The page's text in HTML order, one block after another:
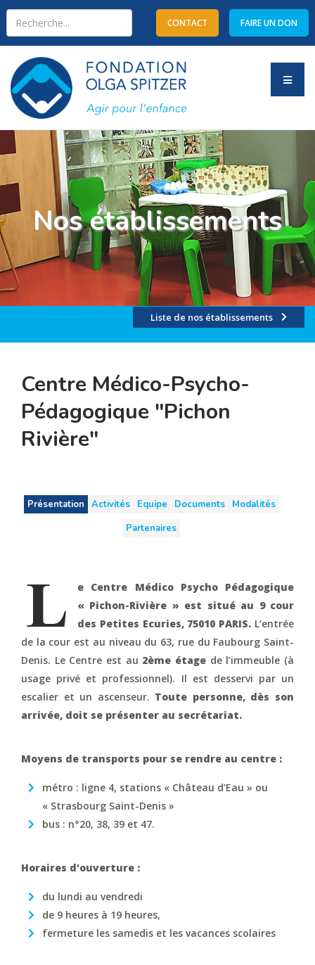
Type 2 or more characters
for results.
CONTACT FAIRE UN DON
Nos établissements
Liste de nos établissements
Centre Médico-Psycho-
Pédagogique "Pichon
Rivière"
Présentation Activités Equipe Documents
Modalités
Partenaires
e Centre Médico Psycho Pédagogique
« Pichon-Rivière » est situé au 9 cour
des Petites Ecuries, 75010 PARIS. L’entrée
de la cour est au niveau du 63, rue du Faubourg Saint-
Denis. Le Centre est au 2ème étage de l’immeuble (à
usage privé et professionnel). Il est desservi par un
escalier et un ascenseur. Toute personne, dès son
arrivée, doit se présenter au secrétariat.
Moyens de transports pour se rendre au centre :
métro : ligne 4, stations « Château d’Eau » ou
« Strasbourg Saint-Denis »
bus : n°20, 38, 39 et 47.
Horaires d'ouverture :
du lundi au vendredi
de 9 heures à 19 heures,
fermeture les samedis et les vacances scolaires